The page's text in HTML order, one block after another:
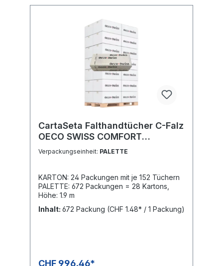
CartaSeta Falthandtücher C-Falz
OECO SWISS COMFORT
4480303
Verpackungseinheit: PALETTE
KARTON: 24 Packungen mit je 152 Tüchern
PALETTE: 672 Packungen = 28 Kartons,
Höhe: 1.9 m
Inhalt: 672 Packung (CHF 1.48* / 1 Packung)
CHF 996.46*